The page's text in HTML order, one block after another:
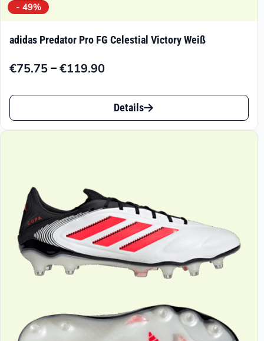
- 49%
adidas Predator Pro FG Celestial Victory Weiß
€75.75–€119.90
Preisspanne:
€119.90
Dieses
Produkt
auf.
Die
Optionen
können
Produktseite
Details